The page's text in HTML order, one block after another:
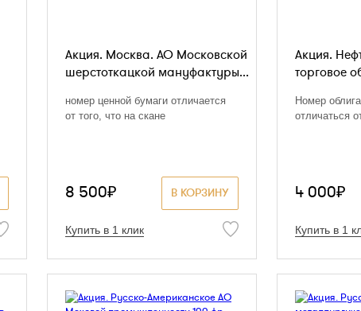
Акция. Москва. АО Московской
шерстоткацкой мануфактуры...
номер ценной бумаги отличается
от того, что на скане
В КОРЗИНУ
8 500₽
Купить в 1 клик
Акция.
торговое
Номер
отличаться
4 000₽
Купить в 1